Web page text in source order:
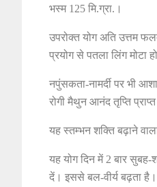
भस्म 125 मि.ग्रा.।
उपरोक्त योग अति उत्तम
प्रयोग से पतला लिंग मोटा
नपुंसकता-नामर्दी पर भी
रोगी मैथुन आनंद तृप्ति
यह स्तम्भन शक्ति बढ़ाने
यह योग दिन में 2 बार सुबह-
दें। इससे बल-वीर्य बढ़ता है।